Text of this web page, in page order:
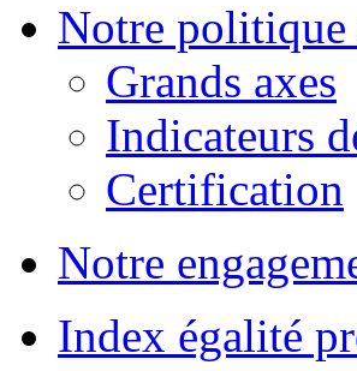
Notre politique
Grands axes
Indicateurs
Certification
Notre
Index égalité